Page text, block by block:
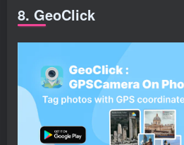
8. GeoClick